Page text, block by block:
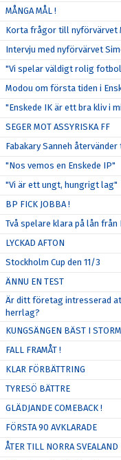
MÅNGA MÅL !
Korta frågor till nyförvärvet
Intervju med nyförvärvet
"Vi spelar väldigt rolig
Modou om första tiden i
"Enskede IK är ett bra kliv i
SEGER MOT ASSYRISKA FF
Fabakary Sanneh
"Nos vemos en Enskede IP"
"Vi är ett ungt, hungrigt lag"
BP FICK JOBBA !
Två spelare klara på lån
LYCKAD AFTON
Stockholm Cup den 11/3
ÄNNU EN TEST
Är ditt företag intresserad
herrlag?
KUNGSÄNGEN BÄST I
FALL FRAMÅT !
KLAR FÖRBÄTTRING
TYRESÖ BÄTTRE
GLÄDJANDE COMEBACK !
FÖRSTA 90 AVKLARADE
ÅTER TILL NORRA SVEALAND